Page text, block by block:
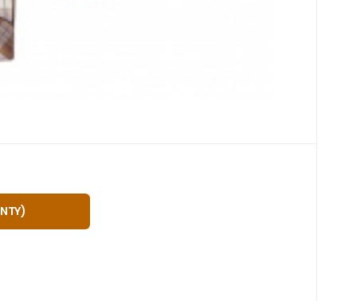
TYRKYS
)upoutá veškerou vaši pozornost. Rob